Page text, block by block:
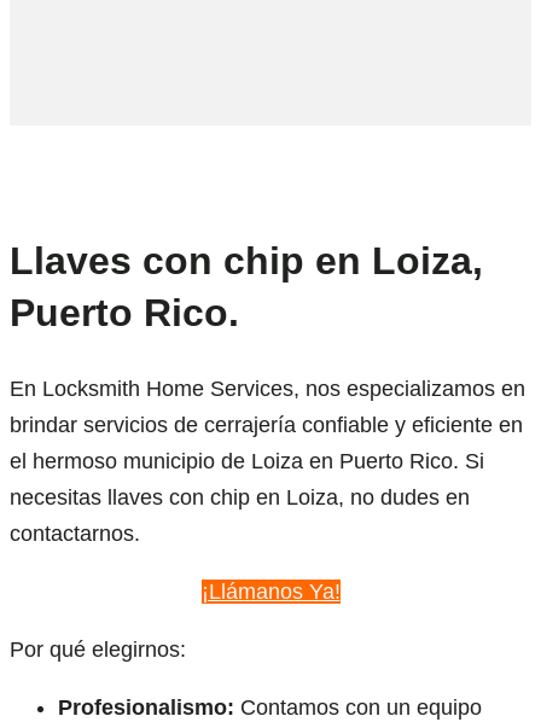
Llaves con chip en Loiza,
Puerto Rico.
En Locksmith Home Services, nos especializamos en
brindar servicios de cerrajería confiable y eficiente en
el hermoso municipio de Loiza en Puerto Rico. Si
necesitas llaves con chip en Loiza, no dudes en
contactarnos.
¡Llámanos Ya!
Por qué elegirnos:
Profesionalismo: Contamos con un equipo